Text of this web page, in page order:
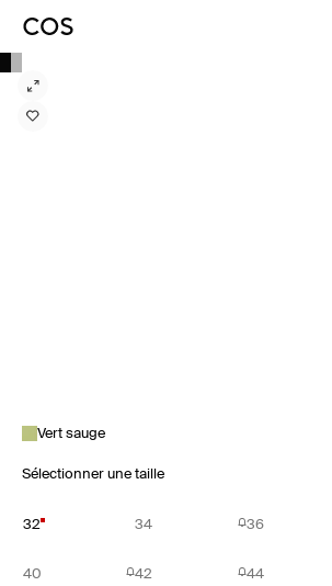
Vert sauge
Sélectionner une taille
32 34 36
40 42 44